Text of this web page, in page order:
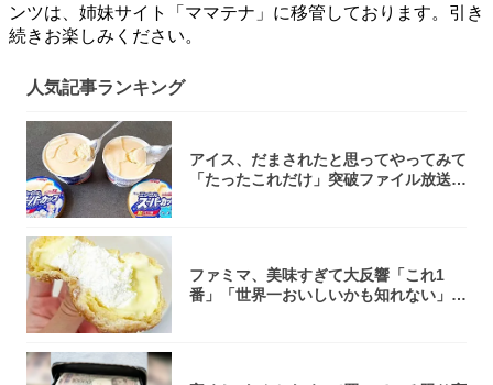
ンツは、姉妹サイト「ママテナ」に移管しております。引き
続きお楽しみください。
人気記事ランキング
アイス、だまされたと思ってやってみて
「たったこれだけ」突破ファイル放送で
ファミマ、美味すぎて大反響「これ1
番」「世界一おいしいかも知れない」